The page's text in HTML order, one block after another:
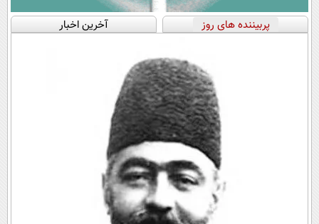
پربیننده های روز آخرین اخبار